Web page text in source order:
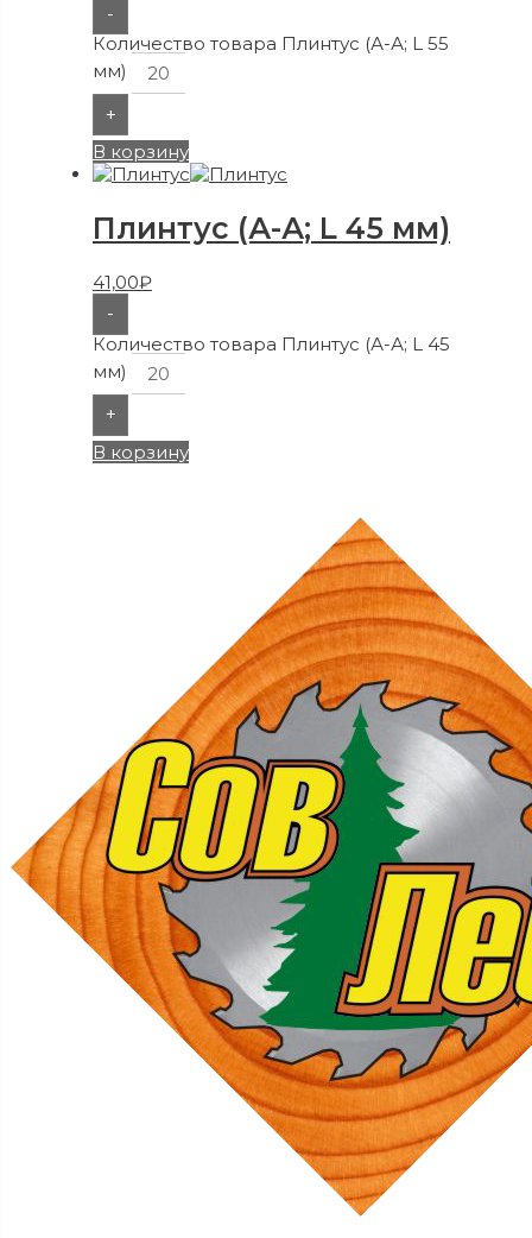
-
Количество товара Плинтус (А-А; L 55
мм)
+
В корзину
Плинтус (А-А; L 45 мм)
41,00₽
-
Количество товара Плинтус (А-А; L 45
мм)
+
В корзину